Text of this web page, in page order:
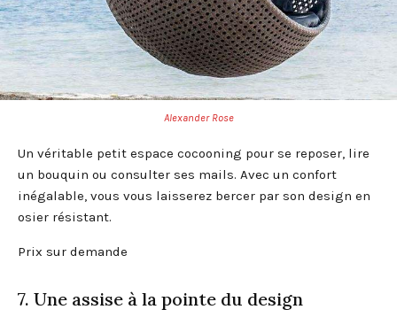
Alexander Rose
Un véritable petit espace cocooning pour se reposer, lire
un bouquin ou consulter ses mails. Avec un confort
inégalable, vous vous laisserez bercer par son design en
osier résistant.
Prix sur demande
7. Une assise à la pointe du design